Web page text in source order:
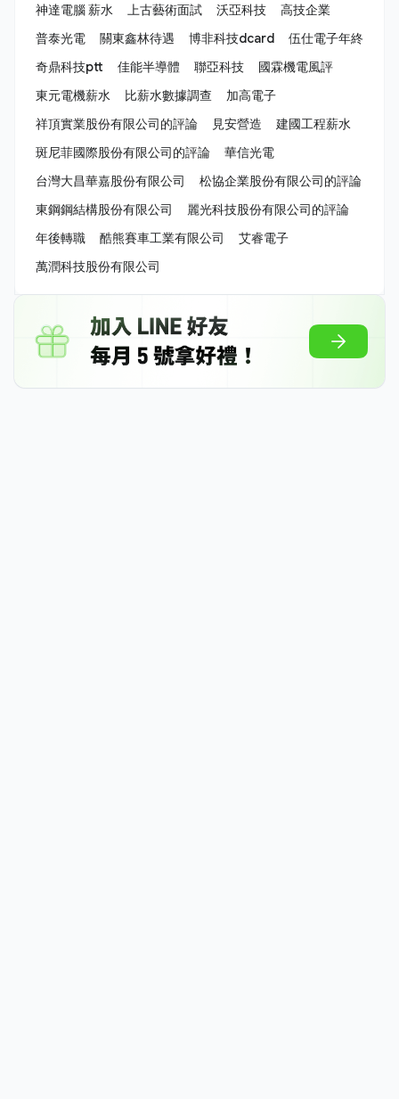
神達電腦 薪水
上古藝術面試 沃亞科技
高技企業
普泰光電
關東鑫林待遇 博非科技dcard
伍仕電子年終
奇鼎科技ptt
佳能半導體 聯亞科技
國霖機電風評
東元電機薪水
比薪水數據調查
加高電子
祥頂實業股份有限公司的評論
見安營造
建國工程薪水
斑尼菲國際股份有限公司的評論
華信光電
台灣大昌華嘉股份有限公司
松協企業股份有限公司的評論
東鋼鋼結構股份有限公司
麗光科技股份有限公司的評論
年後轉職
酷熊賽車工業有限公司
艾睿電子
萬潤科技股份有限公司